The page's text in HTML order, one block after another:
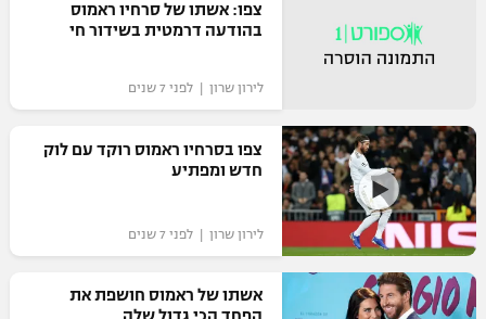
צפו: אשתו של סרחיו ראמוס
בהודעה דרמטית בשידור חי
לירון שרון | לפני 7 שנים
צפו בסרחיו ראמוס רוקד עם לוק
חדש ומפתיע
לירון שרון | לפני 7 שנים
אשתו של ראמוס חושפת את